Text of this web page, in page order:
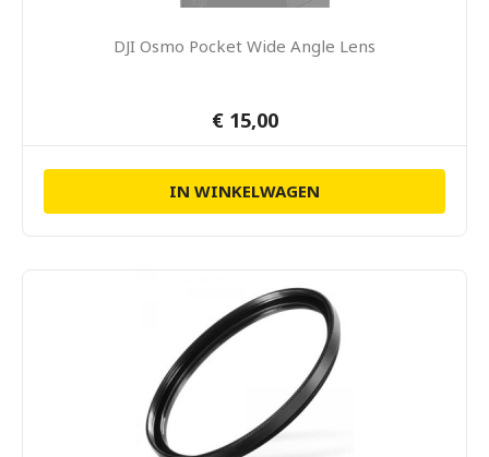
DJI Osmo Pocket Wide Angle Lens
€ 15,00
IN WINKELWAGEN